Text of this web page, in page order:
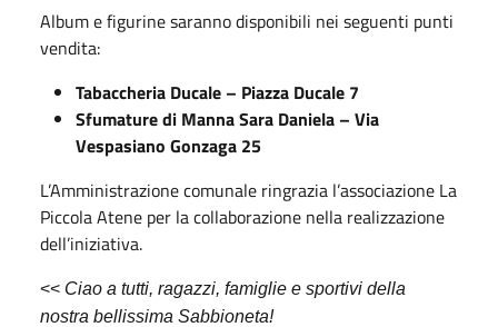
Album e figurine saranno disponibili nei seguenti punti
vendita:
Tabaccheria Ducale – Piazza Ducale 7
Sfumature di Manna Sara Daniela – Via
Vespasiano Gonzaga 25
L’Amministrazione comunale ringrazia l’associazione La
Piccola Atene per la collaborazione nella realizzazione
dell’iniziativa.
<< Ciao a tutti, ragazzi, famiglie e sportivi della
nostra bellissima Sabbioneta!